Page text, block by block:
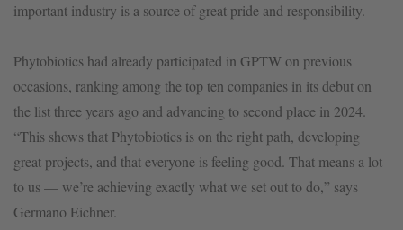
important industry is a source of great pride and responsibility.
Phytobiotics had already participated in GPTW on previous
occasions, ranking among the top ten companies in its debut on
the list three years ago and advancing to second place in 2024.
“This shows that Phytobiotics is on the right path, developing
great projects, and that everyone is feeling good. That means a lot
to us — we’re achieving exactly what we set out to do,” says
Germano Eichner.